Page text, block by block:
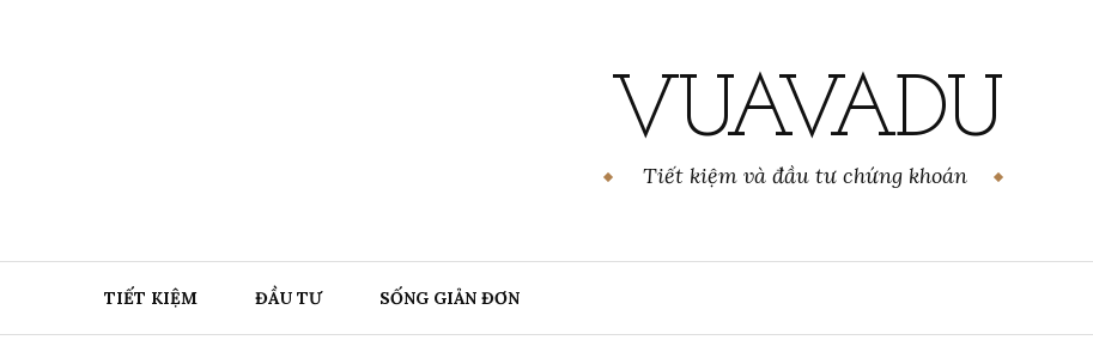
VUAVADU
Tiết kiệm và đầu tư chứng khoán
TIẾT KIỆM ĐẦU TƯ SỐNG GIẢN ĐƠN